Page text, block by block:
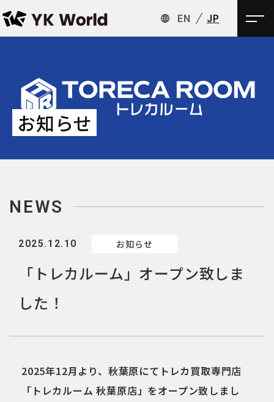
EN JP
お知らせ
NEWS
2025.12.10 お知らせ
「トレカルーム」オープン致しま
した！
2025年12月より、秋葉原にてトレカ買取専門店
「トレカルーム 秋葉原店」をオープン致しまし